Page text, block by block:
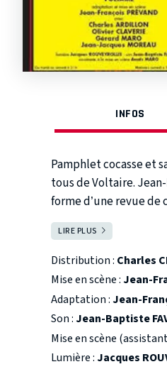
INFOS
Pamphlet cocasse et
tous de Voltaire. Jean-François Prévand a
forme d’une revue
quatre comédiens
LIRE PLUS
Distribution : Charles
Mise en scène :Jean-
Adaptation :Jean-
Son :Jean-Baptiste
Mise en scène
Lumière :Jacques